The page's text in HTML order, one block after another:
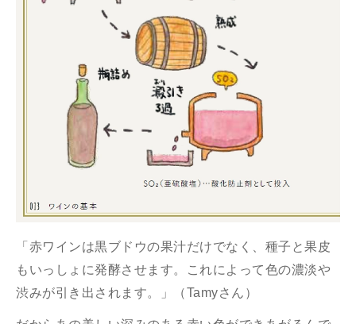
「赤ワインは黒ブドウの果汁だけでなく、種子と果皮
もいっしょに発酵させます。これによって色の濃淡や
渋みが引き出されます。」（Tamyさん）